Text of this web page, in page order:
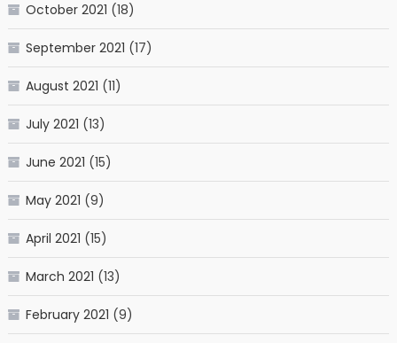
October 2021 (18)
September 2021 (17)
August 2021 (11)
July 2021 (13)
June 2021 (15)
May 2021 (9)
April 2021 (15)
March 2021 (13)
February 2021 (9)